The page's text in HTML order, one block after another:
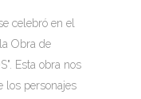
celebró en el
Obra de
Esta obra nos
los personajes